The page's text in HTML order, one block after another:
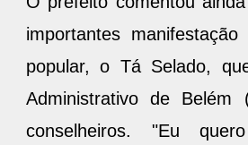
O prefeito comentou ainda
importantes manifestação
popular, o Tá Selado,
Administrativo de Belém